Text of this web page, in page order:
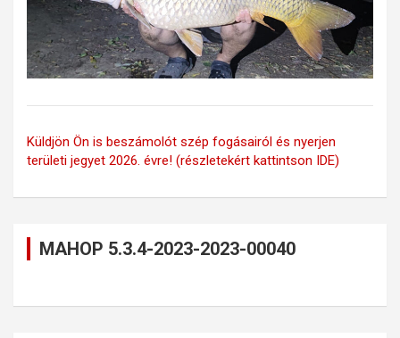
Küldjön Ön is beszámolót szép fogásairól és nyerjen
területi jegyet 2026. évre! (részletekért kattintson IDE)
MAHOP 5.3.4-2023-2023-00040